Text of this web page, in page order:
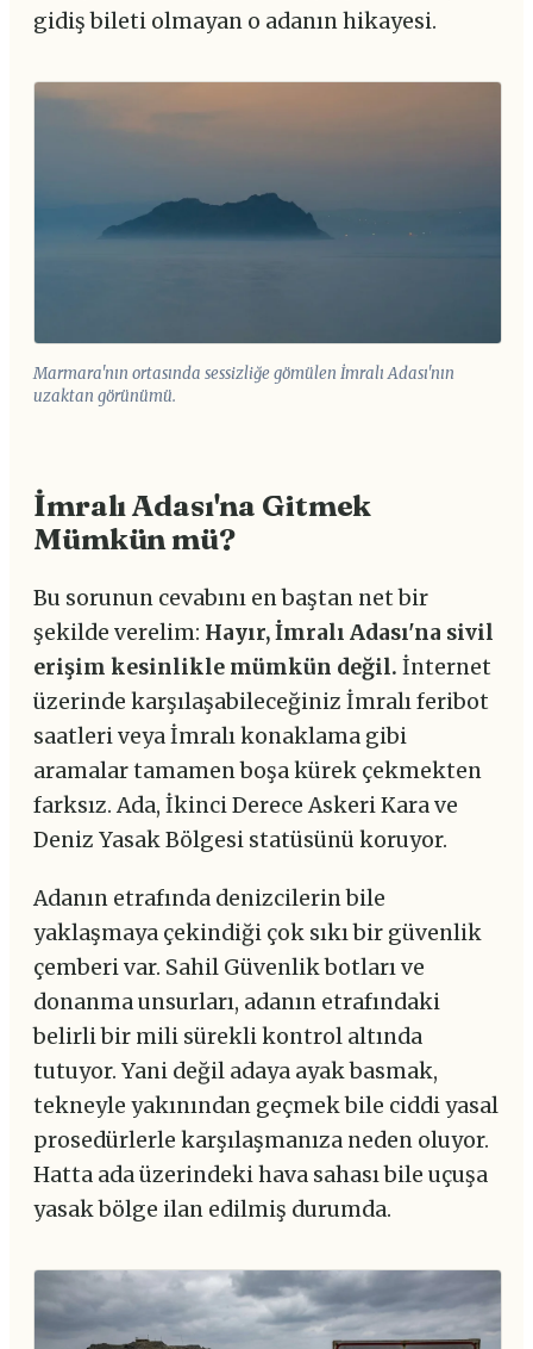
gidiş bileti olmayan o adanın hikayesi.
Marmara'nın ortasında sessizliğe gömülen İmralı Adası'nın
uzaktan görünümü.
İmralı Adası'na Gitmek
Mümkün mü?
Bu sorunun cevabını en baştan net bir
şekilde verelim: Hayır, İmralı Adası'na sivil
erişim kesinlikle mümkün değil. İnternet
üzerinde karşılaşabileceğiniz İmralı feribot
saatleri veya İmralı konaklama gibi
aramalar tamamen boşa kürek çekmekten
farksız. Ada, İkinci Derece Askeri Kara ve
Deniz Yasak Bölgesi statüsünü koruyor.
Adanın etrafında denizcilerin bile
yaklaşmaya çekindiği çok sıkı bir güvenlik
çemberi var. Sahil Güvenlik botları ve
donanma unsurları, adanın etrafındaki
belirli bir mili sürekli kontrol altında
tutuyor. Yani değil adaya ayak basmak,
tekneyle yakınından geçmek bile ciddi yasal
prosedürlerle karşılaşmanıza neden oluyor.
Hatta ada üzerindeki hava sahası bile uçuşa
yasak bölge ilan edilmiş durumda.